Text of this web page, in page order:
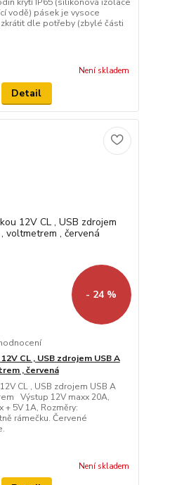
vodě) pásek je vysoce
dle potřeby (zbylé části
Není skladem
Detail
- 24 %
CL , USB zdrojem USB A
, červená
CL , USB zdrojem USB A
Výstup 12V maxx 20A,
+ 5V 1A, Rozměry:
rámečku. Červené
Není skladem